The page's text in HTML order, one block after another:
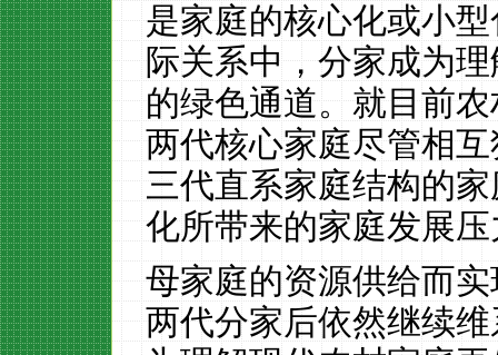
是家庭的核心化或小型
际关系中，分家成为
的绿色通道。就目前
两代核心家庭尽管相
三代直系家庭结构的
化所带来的家庭发展
母家庭的资源供给而
两代分家后依然继续